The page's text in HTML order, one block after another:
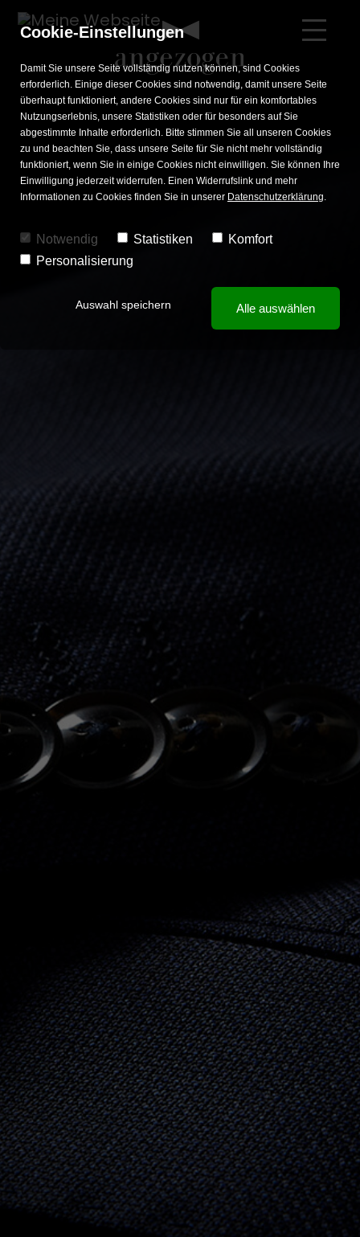
STIL
Freizeitmode Damen
Freizeitmode Herren
Businessmode
Festmode
HOCHZEITSMODE
Bräutigam
Trauzeuge
Hochzeitsgast
DIENSTLEISTUNGEN
Beratung
Atelier / Massanpassung
WISSEN
Knigge
Pflegetipps
Cookie-Einstellungen
Damit Sie unsere Seite vollständig nutzen können, sind Cookies
erforderlich. Einige dieser Cookies sind notwendig, damit unsere Seite
überhaupt funktioniert, andere Cookies sind nur für ein komfortables
Nutzungserlebnis, unsere Statistiken oder für besonders auf Sie
abgestimmte Inhalte erforderlich. Bitte stimmen Sie all unseren Cookies
zu und beachten Sie, dass unsere Seite für Sie nicht mehr vollständig
funktioniert, wenn Sie in einige Cookies nicht einwilligen. Sie können Ihre
Einwilligung jederzeit widerrufen. Einen Widerrufslink und mehr
Informationen zu Cookies finden Sie in unserer Datenschutzerklärung.
Notwendig Statistiken
Komfort
Personalisierung
Auswahl speichern Alle auswählen